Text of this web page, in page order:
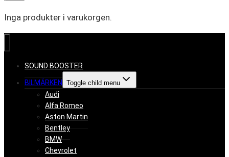
Inga produkter i varukorgen.
SOUND BOOSTER
BILMÄRKEN Toggle child menu
Audi
Alfa Romeo
Aston Martin
Bentley
BMW
Chevrolet